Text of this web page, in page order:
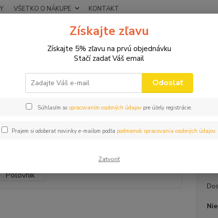
VŠETKO O NÁKUPE KONTAKT
DARČEKY PRE POĽOVNÍKOV Nerezová Ploskačka Poľovník
Ploskačka Poľovník
Získajte zľavu
Získajte 5% zľavu na prvú objednávku
Stačí zadať Váš email
Odoslať
Súhlasím so spracovaním osobných údajov pre účely registrácie.
Prajem si odoberať novinky e-mailom podľa podmienok spracovania osobných údajov.
Zatvoriť